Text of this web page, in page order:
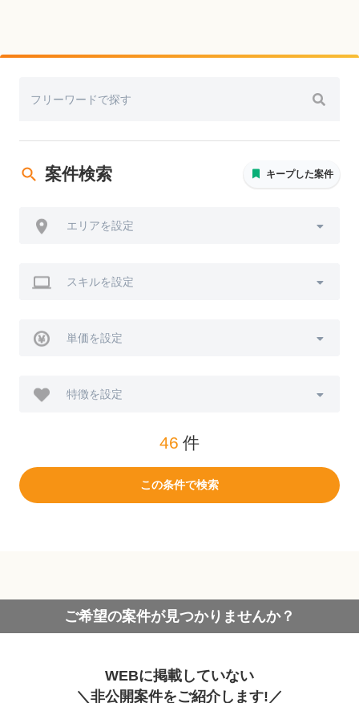
案件検索 キープした案件
エリアを設定
スキルを設定
単価を設定
特徴を設定
46 件
この条件で検索
ご希望の案件が見つかりませんか？
WEBに掲載していない
＼非公開案件をご紹介します!／